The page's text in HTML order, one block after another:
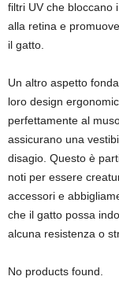
filtri UV che bloccano
alla retina e
il gatto.
Un altro aspetto
loro design
perfettamente al
assicurano una
disagio. Questo è
noti per essere
accessori e
che il gatto possa
alcuna resistenza o
No products found.